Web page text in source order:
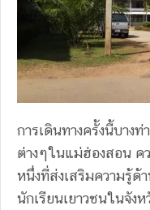
การเดินทางครั้งนี้บาง
ต่างๆในแม่ฮ่องสอน ค
หนึ่งที่ส่งเสริมความรู้ด้
นักเรียนเยาวชนในจัง